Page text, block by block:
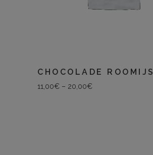
CHOCOLADE ROOMIJS
11,00€ – 20,00€